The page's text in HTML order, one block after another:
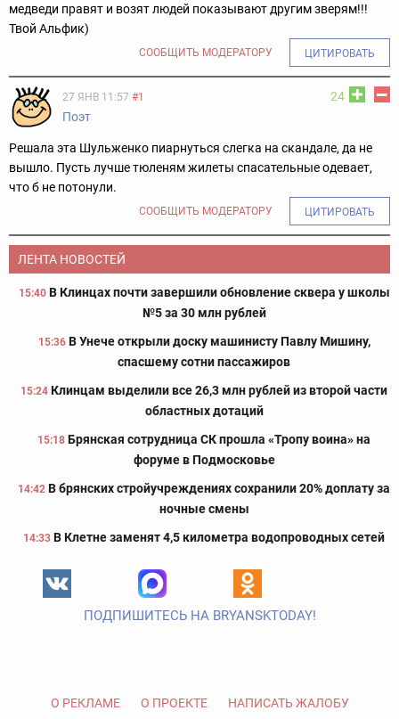
медведи правят и возят людей показывают другим зверям!!!
Твой Альфик)
СООБЩИТЬ МОДЕРАТОРУ ЦИТИРОВАТЬ
24
27 ЯНВ 11:57 #1
Поэт
Решала эта Шульженко пиарнуться слегка на скандале, да не
вышло. Пусть лучше тюленям жилеты спасательные одевает,
что б не потонули.
СООБЩИТЬ МОДЕРАТОРУ ЦИТИРОВАТЬ
ЛЕНТА НОВОСТЕЙ
15:40 В Клинцах почти завершили обновление сквера у школы
№5 за 30 млн рублей
15:36 В Унече открыли доску машинисту Павлу Мишину,
спасшему сотни пассажиров
15:24 Клинцам выделили все 26,3 млн рублей из второй части
областных дотаций
15:18 Брянская сотрудница СК прошла «Тропу воина» на
форуме в Подмосковье
14:42 В брянских стройучреждениях сохранили 20% доплату за
ночные смены
14:33 В Клетне заменят 4,5 километра водопроводных сетей
ПОДПИШИТЕСЬ НА BRYANSKTODAY!
О РЕКЛАМЕ О ПРОЕКТЕ НАПИСАТЬ ЖАЛОБУ